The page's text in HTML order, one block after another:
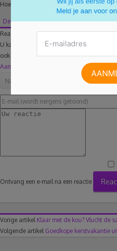
Hoe verduurzaam jij je huis?
Deel jouw mening en reageer als eerste!
Reageer ook op dit artikel
U kan optioneel inloggen met Facebook.
ook te delen.
Aanmelden
Ontvang een e-mail na een reactie
Vorige artikel Klaar met de kou? Vlucht de
Volgende artikel Goedkope kerstvakantie